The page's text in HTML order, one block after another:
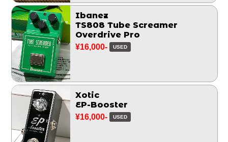
Ibanez
TS808 Tube Screamer
Overdrive Pro
¥16,000- USED
Xotic
EP-Booster
¥16,000- USED